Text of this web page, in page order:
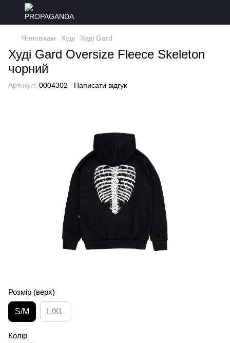
Чоловікам Худі Худі Gard
Худі Gard Oversize Fleece Skeleton
чорний
Артикул: 0004302 Написати відгук
Розмір (верх)
S/M L/XL
Колір